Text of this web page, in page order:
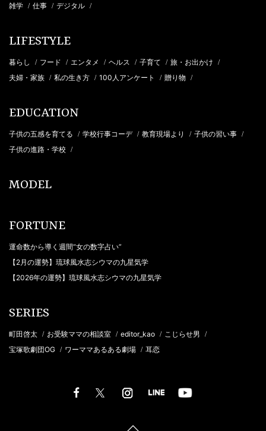
雑学 / 仕事 / デジタル /
LIFESTYLE
暮らし / フード / エンタメ / ヘルス / 子育て / 旅・お出かけ /
夫婦・家族 / 私の生き方 / 100人アンケート / 贈り物 /
EDUCATION
子供の五感を育てる / 学校行事コーデ / 教育現場より / 子供の習い事 /
子供の進路・学校 /
MODEL
FORTUNE
運命数から導く週間“女の数字占い”
【2月の運勢】琉球風水志シウマの九星気学
【2026年の運勢】琉球風水志シウマの九星気学
SERIES
町田啓太 / お受験ママの相談室 / editor_kao / こじらせ男 /
宝塚歌劇団OG / ワーママあるある劇場 / 耳恋